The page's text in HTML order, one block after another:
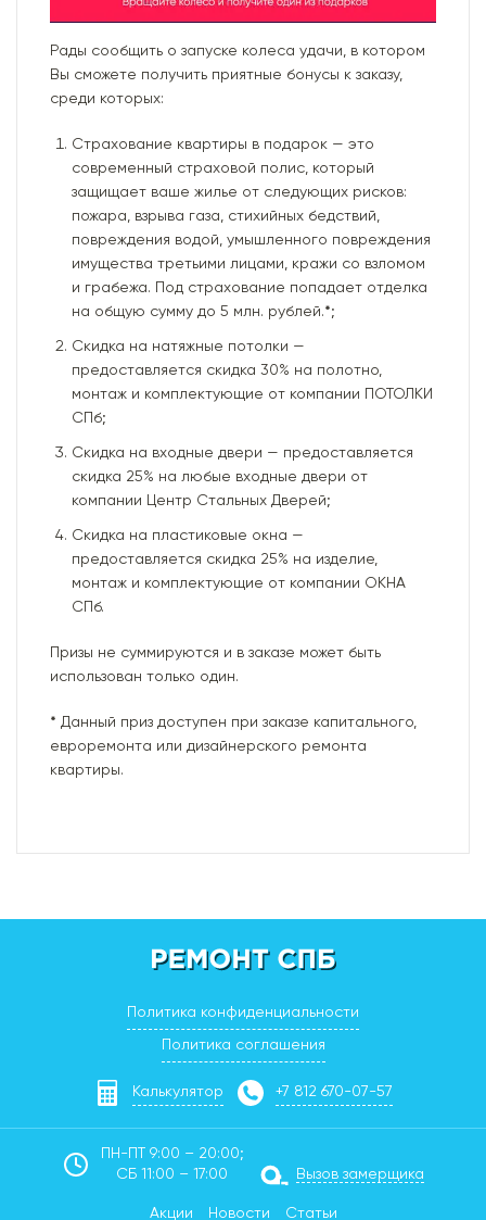
Рады сообщить о запуске колеса удачи, в котором
Вы сможете получить приятные бонусы к заказу,
среди которых:
Страхование квартиры в подарок — это
современный страховой полис, который
защищает ваше жилье от следующих рисков:
пожара, взрыва газа, стихийных бедствий,
повреждения водой, умышленного повреждения
имущества третьими лицами, кражи со взломом
и грабежа. Под страхование попадает отделка
на общую сумму до 5 млн. рублей.*;
Скидка на натяжные потолки —
предоставляется скидка 30% на полотно,
монтаж и комплектующие от компании ПОТОЛКИ
СПб;
Скидка на входные двери — предоставляется
скидка 25% на любые входные двери от
компании Центр Стальных Дверей;
Скидка на пластиковые окна —
предоставляется скидка 25% на изделие,
монтаж и комплектующие от компании ОКНА
СПб.
Призы не суммируются и в заказе может быть
использован только один.
* Данный приз доступен при заказе капитального,
евроремонта или дизайнерского ремонта
квартиры.
Политика конфиденциальности
Политика соглашения
Калькулятор +7 812 670-07-57
ПН-ПТ 9:00 – 20:00;
СБ 11:00 – 17:00
Вызов замерщика
Акции Новости Статьи